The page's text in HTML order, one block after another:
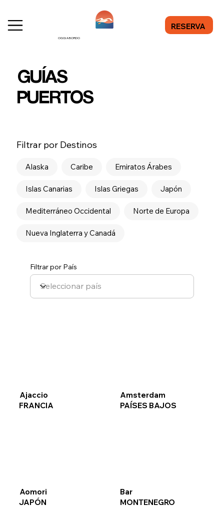
RESERVA
OGGI A BORDO
GUÍAS
PUERTOS
Filtrar por Destinos
Alaska Caribe Emiratos Árabes
Islas Canarias Islas Griegas Japón
Mediterráneo Occidental Norte de Europa
Nueva Inglaterra y Canadá
Filtrar por País
Ajaccio
FRANCIA
Amsterdam
PAÍSES BAJOS
Aomori
JAPÓN
Bar
MONTENEGRO